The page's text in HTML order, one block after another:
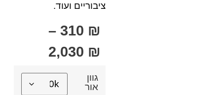
ציבוריים ועוד.
310 ₪
–
2,030 ₪
גוון
אור